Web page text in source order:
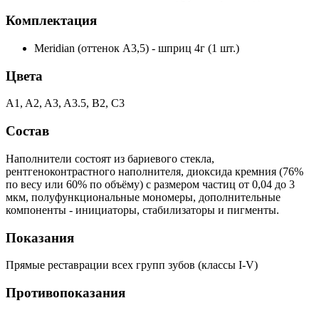
Комплектация
Meridian (оттенок А3,5) - шприц 4г (1 шт.)
Цвета
A1, A2, A3, A3.5, В2, С3
Состав
Наполнители состоят из бариевого стекла,
рентгеноконтрастного наполнителя, диоксида кремния (76%
по весу или 60% по объёму) с размером частиц от 0,04 до 3
мкм, полуфункциональные мономеры, дополнительные
компоненты - инициаторы, стабилизаторы и пигменты.
Показания
Прямые реставрации всех групп зубов (классы I-V)
Противопоказания